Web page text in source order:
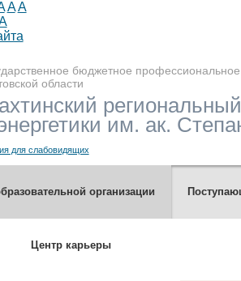
A A
бюджетное
области
им. ак.
для слабовидящих
организации
Центр карьеры